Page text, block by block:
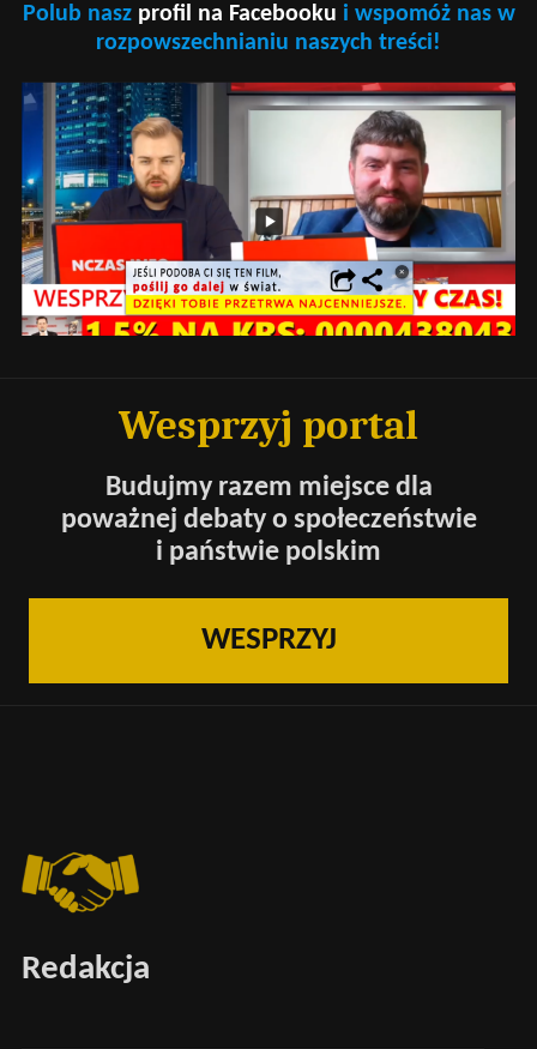
Polub nasz profil na Facebooku i wspomóż nas w
rozpowszechnianiu naszych treści!
Wesprzyj portal
Budujmy razem miejsce dla
poważnej debaty o społeczeństwie
i państwie polskim
WESPRZYJ
Redakcja